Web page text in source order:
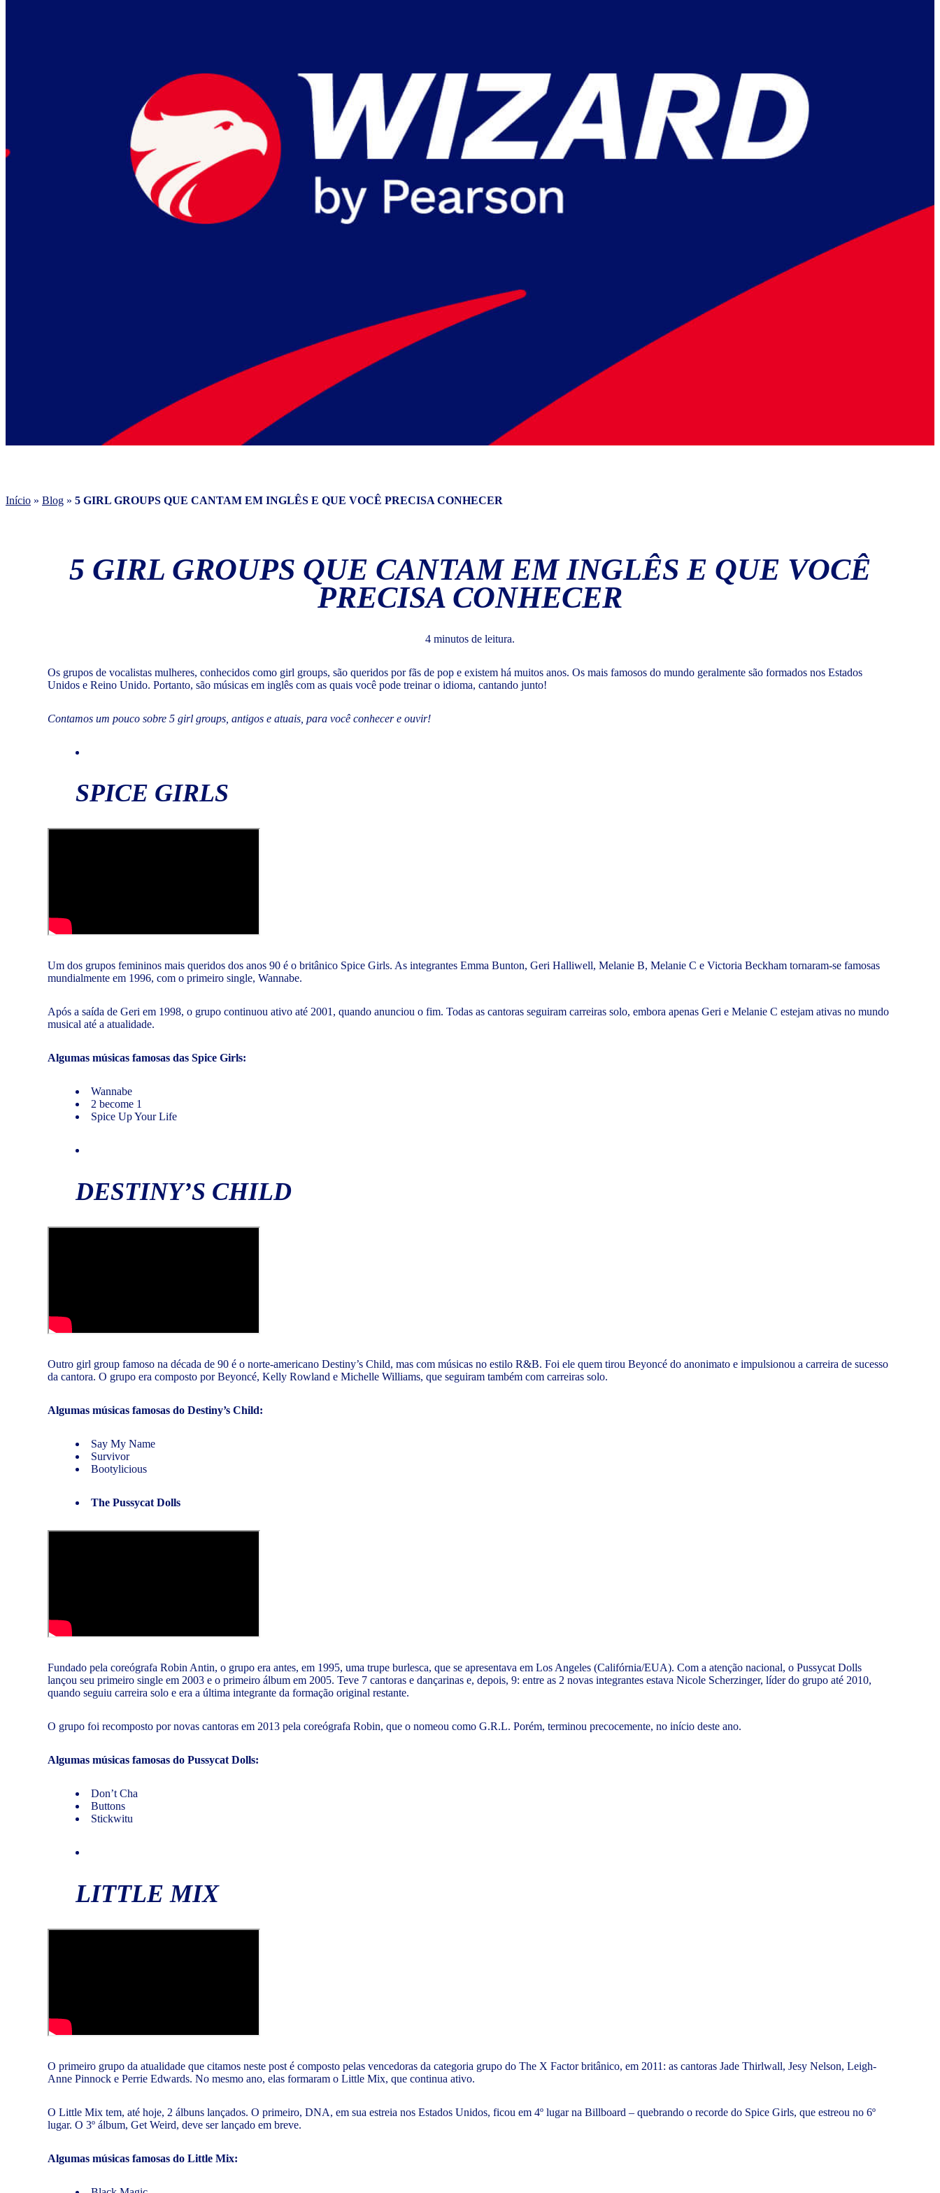
Início » Blog » 5 GIRL GROUPS QUE CANTAM EM INGLÊS E QUE VOCÊ PRECISA CONHECER
5 GIRL GROUPS QUE CANTAM EM INGLÊS E QUE VOCÊ
PRECISA CONHECER
4 minutos de leitura.
Os grupos de vocalistas mulheres, conhecidos como girl groups, são queridos por fãs de pop e existem há muitos anos. Os mais famosos do mundo geralmente são formados nos Estados
Unidos e Reino Unido. Portanto, são músicas em inglês com as quais você pode treinar o idioma, cantando junto!
Contamos um pouco sobre 5 girl groups, antigos e atuais, para você conhecer e ouvir!
SPICE GIRLS
Um dos grupos femininos mais queridos dos anos 90 é o britânico Spice Girls. As integrantes Emma Bunton, Geri Halliwell, Melanie B, Melanie C e Victoria Beckham tornaram-se famosas
mundialmente em 1996, com o primeiro single, Wannabe.
Após a saída de Geri em 1998, o grupo continuou ativo até 2001, quando anunciou o fim. Todas as cantoras seguiram carreiras solo, embora apenas Geri e Melanie C estejam ativas no mundo
musical até a atualidade.
Algumas músicas famosas das Spice Girls:
Wannabe
2 become 1
Spice Up Your Life
DESTINY’S CHILD
Outro girl group famoso na década de 90 é o norte-americano Destiny’s Child, mas com músicas no estilo R&B. Foi ele quem tirou Beyoncé do anonimato e impulsionou a carreira de sucesso
da cantora. O grupo era composto por Beyoncé, Kelly Rowland e Michelle Williams, que seguiram também com carreiras solo.
Algumas músicas famosas do Destiny’s Child:
Say My Name
Survivor
Bootylicious
The Pussycat Dolls
Fundado pela coreógrafa Robin Antin, o grupo era antes, em 1995, uma trupe burlesca, que se apresentava em Los Angeles (Califórnia/EUA). Com a atenção nacional, o Pussycat Dolls
lançou seu primeiro single em 2003 e o primeiro álbum em 2005. Teve 7 cantoras e dançarinas e, depois, 9: entre as 2 novas integrantes estava Nicole Scherzinger, líder do grupo até 2010,
quando seguiu carreira solo e era a última integrante da formação original restante.
O grupo foi recomposto por novas cantoras em 2013 pela coreógrafa Robin, que o nomeou como G.R.L. Porém, terminou precocemente, no início deste ano.
Algumas músicas famosas do Pussycat Dolls:
Don’t Cha
Buttons
Stickwitu
LITTLE MIX
O primeiro grupo da atualidade que citamos neste post é composto pelas vencedoras da categoria grupo do The X Factor britânico, em 2011: as cantoras Jade Thirlwall, Jesy Nelson, Leigh-
Anne Pinnock e Perrie Edwards. No mesmo ano, elas formaram o Little Mix, que continua ativo.
O Little Mix tem, até hoje, 2 álbuns lançados. O primeiro, DNA, em sua estreia nos Estados Unidos, ficou em 4º lugar na Billboard – quebrando o recorde do Spice Girls, que estreou no 6º
lugar. O 3º álbum, Get Weird, deve ser lançado em breve.
Algumas músicas famosas do Little Mix: